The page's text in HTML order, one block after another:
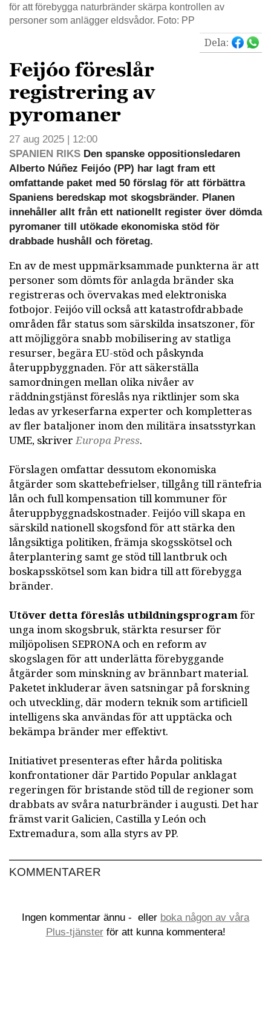
för att förebygga naturbränder skärpa kontrollen av
personer som anlägger eldsvådor. Foto: PP
Dela:
Feijóo föreslår
registrering av
pyromaner
27 aug 2025 | 12:00
SPANIEN RIKS Den spanske oppositionsledaren
Alberto Núñez Feijóo (PP) har lagt fram ett
omfattande paket med 50 förslag för att förbättra
Spaniens beredskap mot skogsbränder. Planen
innehåller allt från ett nationellt register över dömda
pyromaner till utökade ekonomiska stöd för
drabbade hushåll och företag.
En av de mest uppmärksammade punkterna är att
personer som dömts för anlagda bränder ska
registreras och övervakas med elektroniska
fotbojor. Feijóo vill också att katastrofdrabbade
områden får status som särskilda insatszoner, för
att möjliggöra snabb mobilisering av statliga
resurser, begära EU-stöd och påskynda
återuppbyggnaden. För att säkerställa
samordningen mellan olika nivåer av
räddningstjänst föreslås nya riktlinjer som ska
ledas av yrkeserfarna experter och kompletteras
av fler bataljoner inom den militära insatsstyrkan
UME, skriverEuropa Press.
Förslagen omfattar dessutom ekonomiska
åtgärder som skattebefrielser, tillgång till räntefria
lån och full kompensation till kommuner för
återuppbyggnadskostnader. Feijóo vill skapa en
särskild nationell skogsfond för att stärka den
långsiktiga politiken, främja skogsskötsel och
återplantering samt ge stöd till lantbruk och
boskapsskötsel som kan bidra till att förebygga
bränder.
Utöver detta föreslås utbildningsprogramför
unga inom skogsbruk, stärkta resurser för
miljöpolisen SEPRONA och en reform av
skogslagen för att underlätta förebyggande
åtgärder som minskning av brännbart material.
Paketet inkluderar även satsningar på forskning
och utveckling, där modern teknik som artificiell
intelligens ska användas för att upptäcka och
bekämpa bränder mer effektivt.
Initiativet presenteras efter hårda politiska
konfrontationer där Partido Popular anklagat
regeringen för bristande stöd till de regioner som
drabbats av svåra naturbränder i augusti. Det har
främst varit Galicien, Castilla y León och
Extremadura, som alla styrs av PP.
KOMMENTARER
Ingen kommentar ännu - eller boka någon av våra
Plus-tjänsterför att kunna kommentera!